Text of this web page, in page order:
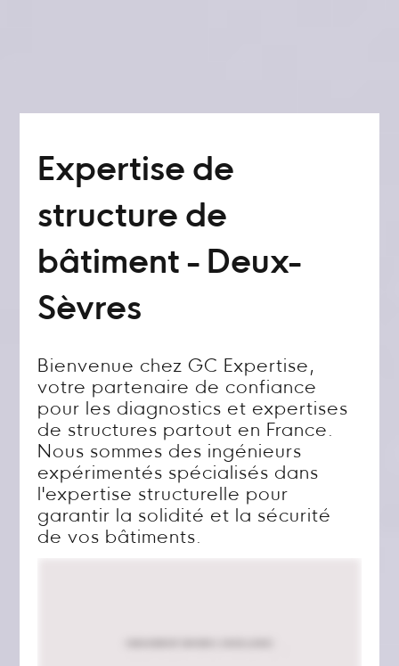
Expertise de
structure de
bâtiment - Deux-
Sèvres
Bienvenue chez GC Expertise,
votre partenaire de confiance
pour les diagnostics et expertises
de structures partout en France.
Nous sommes des ingénieurs
expérimentés spécialisés dans
l'expertise structurelle pour
garantir la solidité et la sécurité
de vos bâtiments.